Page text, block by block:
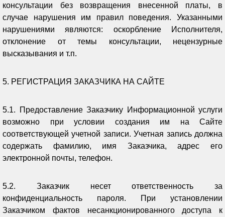
консультации без возвращения внесенной платы, в
случае нарушения им правил поведения. Указанными
нарушениями являются: оскорбление Исполнителя,
отклонение от темы консультации, нецензурные
высказывания и т.п.
5. РЕГИСТРАЦИЯ ЗАКАЗЧИКА НА САЙТЕ
5.1. Предоставление Заказчику Информационной услуги
возможно при условии создания им на Сайте
соответствующей учетной записи. Учетная запись должна
содержать фамилию, имя Заказчика, адрес его
электронной почты, телефон.
5.2. Заказчик несет ответственность за
конфиденциальность пароля. При установлении
Заказчиком фактов несанкционированного доступа к